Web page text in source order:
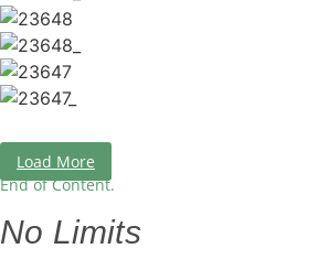
Load More
End of Content.
No Limits